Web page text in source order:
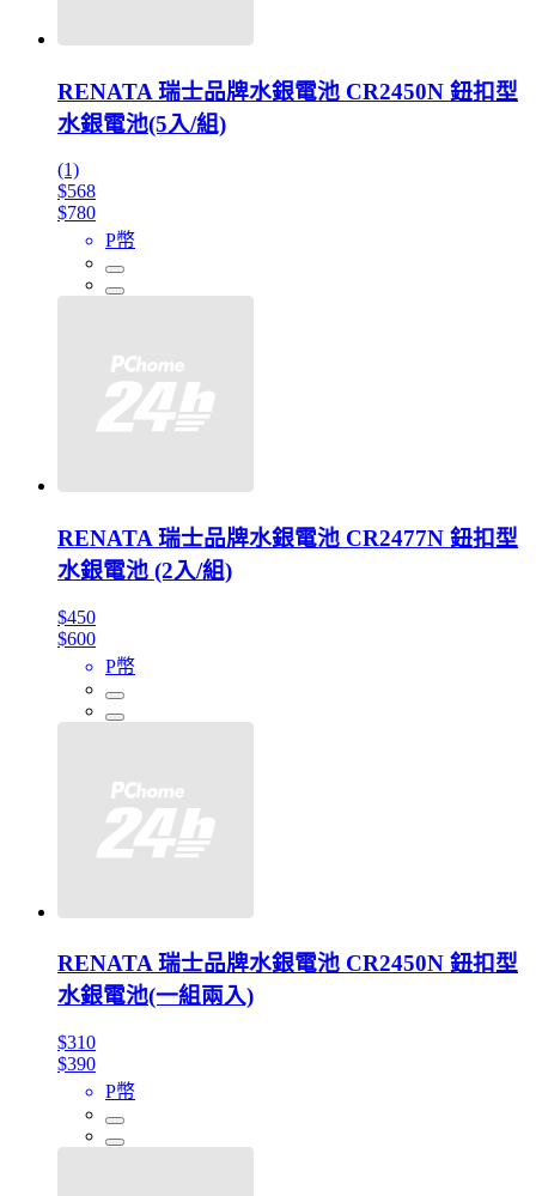
RENATA 瑞士品牌水銀電池 CR2450N 鈕扣型
水銀電池(5入/組)
(1)
$568
$780
P幣
RENATA 瑞士品牌水銀電池 CR2477N 鈕扣型
水銀電池 (2入/組)
$450
$600
P幣
RENATA 瑞士品牌水銀電池 CR2450N 鈕扣型
水銀電池(一組兩入)
$310
$390
P幣